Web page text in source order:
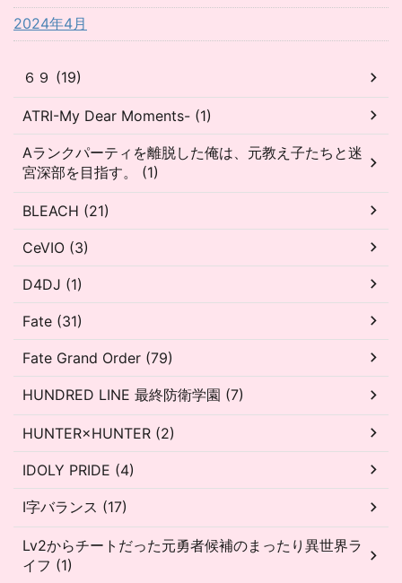
2024年4月
６９ (19)
ATRI-My Dear Moments- (1)
Aランクパーティを離脱した俺は、元教え子たちと迷
宮深部を目指す。 (1)
BLEACH (21)
CeVIO (3)
D4DJ (1)
Fate (31)
Fate Grand Order (79)
HUNDRED LINE 最終防衛学園 (7)
HUNTER×HUNTER (2)
IDOLY PRIDE (4)
I字バランス (17)
Lv2からチートだった元勇者候補のまったり異世界ラ
イフ (1)